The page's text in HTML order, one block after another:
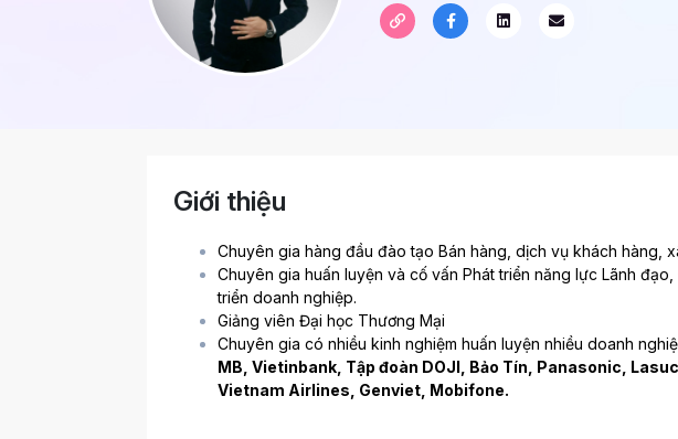
Giới thiệu
Chuyên gia hàng đầu đào tạo Bán hàng, dịch vụ khách hàng,
Chuyên gia huấn luyện và cố vấn Phát triển năng lực Lãnh
triển doanh nghiệp.
Giảng viên Đại học Thương Mại
Chuyên gia có nhiều kinh nghiệm huấn luyện nhiều doanh
MB, Vietinbank, Tập đoàn DOJI, Bảo Tín, Panasonic,
Vietnam Airlines, Genviet, Mobifone.